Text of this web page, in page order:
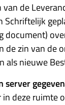
de
Schriftelijk
zin van
nieuwe
server
deze ruimte